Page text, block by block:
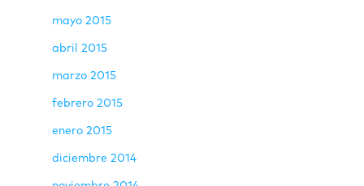
mayo 2015
abril 2015
marzo 2015
febrero 2015
enero 2015
diciembre 2014